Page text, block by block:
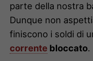
parte della nostra
Dunque non
finiscono i soldi di
corrente bloccato.